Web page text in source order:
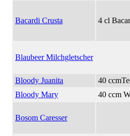
Bacardi Crusta 4 cl
Blaubeer Milchgletscher
Bloody Juanita
40
Bloody Mary
40 ccm
Bosom Caresser